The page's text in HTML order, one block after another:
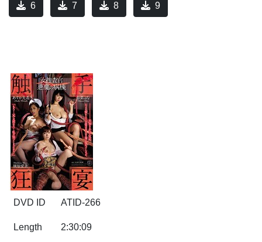
6 7 8 9
DVD ID ATID-266
Length 2:30:09